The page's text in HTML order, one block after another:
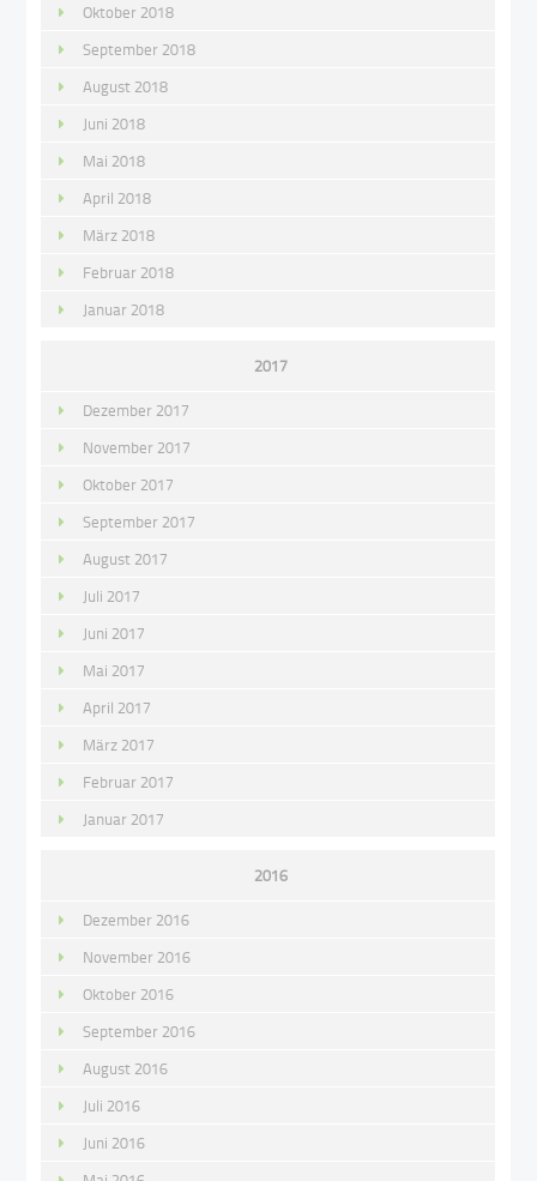
Oktober 2018
September 2018
August 2018
Juni 2018
Mai 2018
April 2018
März 2018
Februar 2018
Januar 2018
2017
Dezember 2017
November 2017
Oktober 2017
September 2017
August 2017
Juli 2017
Juni 2017
Mai 2017
April 2017
März 2017
Februar 2017
Januar 2017
2016
Dezember 2016
November 2016
Oktober 2016
September 2016
August 2016
Juli 2016
Juni 2016